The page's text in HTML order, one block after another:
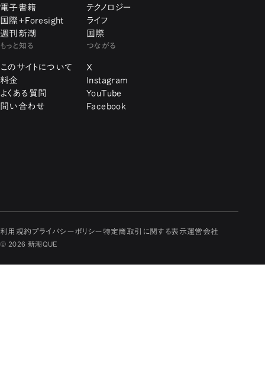
電子書籍
国際+Foresight
週刊新潮
テクノロジー
ライフ
国際
もっと知る
このサイトについて
料金
よくある質問
問い合わせ
つながる
X
Instagram
YouTube
Facebook
利用規約 プライバシーポリシー特定商取引に関する表示運営会社
© 2026 新潮QUE